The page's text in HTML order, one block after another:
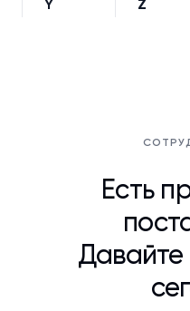
Y Z
Есть
Давайте